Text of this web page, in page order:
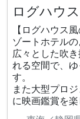
ログハウス
【ログハウス
ゾートホテル
広々とした吹
れる空間で、
す。
また大型プロ
に映画鑑賞を楽